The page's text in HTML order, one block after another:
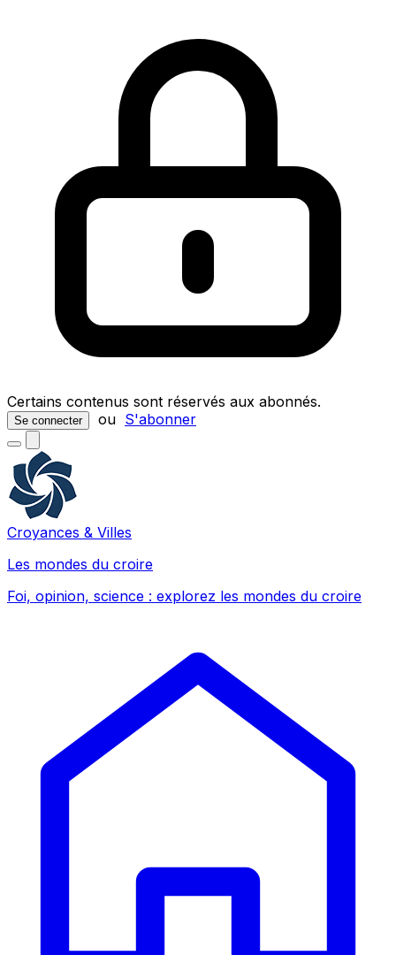
Certains contenus sont réservés aux abonnés.
Se connecter ou S'abonner
Croyances & Villes
Les mondes du croire
Foi, opinion, science : explorez les mondes du croire